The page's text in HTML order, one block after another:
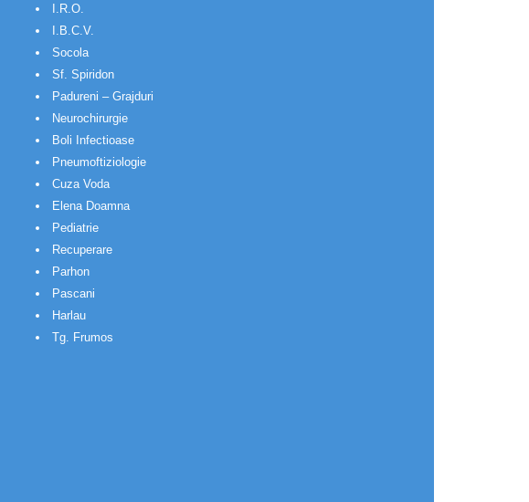
I.R.O.
I.B.C.V.
Socola
Sf. Spiridon
Padureni – Grajduri
Neurochirurgie
Boli Infectioase
Pneumoftiziologie
Cuza Voda
Elena Doamna
Pediatrie
Recuperare
Parhon
Pascani
Harlau
Tg. Frumos